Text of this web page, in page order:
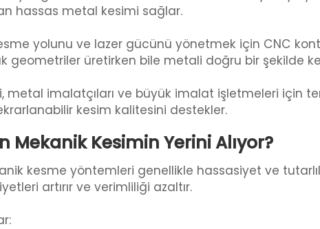
hassas metal kesimi sağlar.
yolunu ve lazer gücünü yönetmek için CNC
geometriler üretirken bile metali doğru bir şekilde
metal imalatçıları ve büyük imalat işletmeleri için
kesim kalitesini destekler.
Mekanik Kesimin Yerini Alıyor?
kesme yöntemleri genellikle hassasiyet ve
artırır ve verimliliği azaltır.